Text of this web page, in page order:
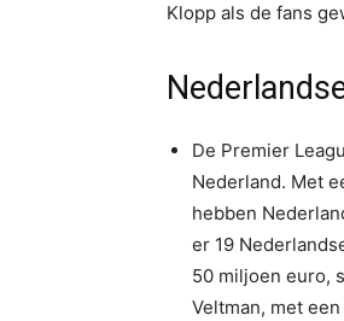
Klopp als de fans
De Premier
Nederland. Met
hebben
er 19
50 miljoen euro,
Veltman, met